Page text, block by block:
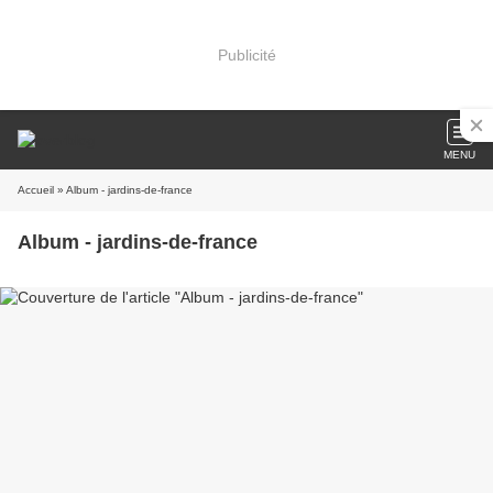
Publicité
MENU
Accueil » Album - jardins-de-france
Album - jardins-de-france